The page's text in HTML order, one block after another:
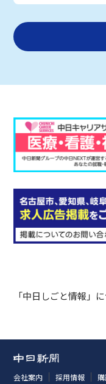
「中日しごと情報」
会社案内 採用情報